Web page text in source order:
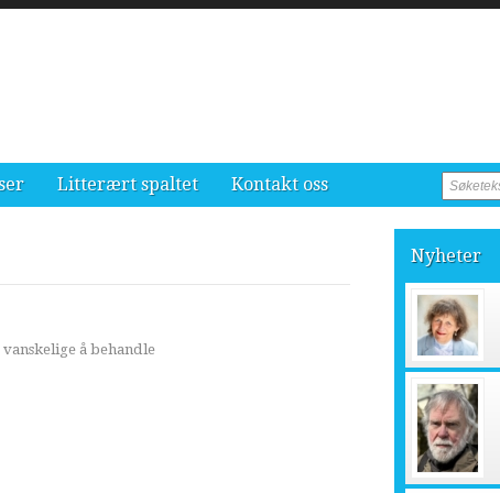
Litterært spaltet Kontakt oss
å behandle
Nyheter